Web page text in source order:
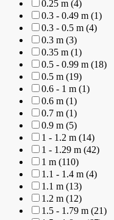
0.25 m (4)
0.3 - 0.49 m (1)
0.3 - 0.5 m (4)
0.3 m (3)
0.35 m (1)
0.5 - 0.99 m (18)
0.5 m (19)
0.6 - 1 m (1)
0.6 m (1)
0.7 m (1)
0.9 m (5)
1 - 1.2 m (14)
1 - 1.29 m (42)
1 m (110)
1.1 - 1.4 m (4)
1.1 m (13)
1.2 m (12)
1.5 - 1.79 m (21)